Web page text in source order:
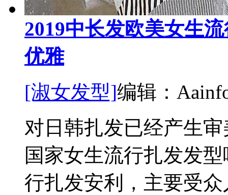
2019中长发欧美女生
优雅
[淑女发型]编辑：
对日韩扎发已经产生
国家女生流行扎发发
行扎发安利，主要受